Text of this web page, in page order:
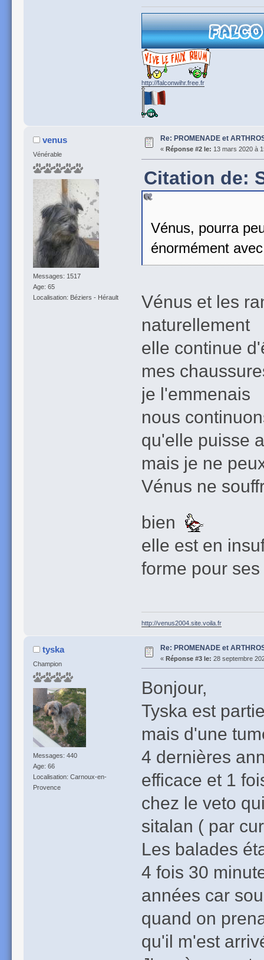
http://falconwihr.free.fr
venus
Vénérable
Messages: 1517
Age: 65
Localisation: Béziers - Hérault
Re: PROMENADE et
« Réponse #2 le: 13 mars 2020 à
Citation de:
Vénus, pourra
énormément
Vénus et les
naturellement
elle continue
mes
je l'emmenais
nous
qu'elle puisse
mais je ne
Vénus ne
bien
elle est en
forme pour
http://venus2004.site.voila.fr
tyska
Champion
Messages: 440
Age: 66
Localisation: Carnoux-en-
Provence
Re: PROMENADE et
« Réponse #3 le: 28 septembre
Bonjour,
Tyska est
mais d'une
4 dernières
efficace et 1
chez le veto
sitalan ( par
Les balades
4 fois 30
années car
quand on
qu'il m'est